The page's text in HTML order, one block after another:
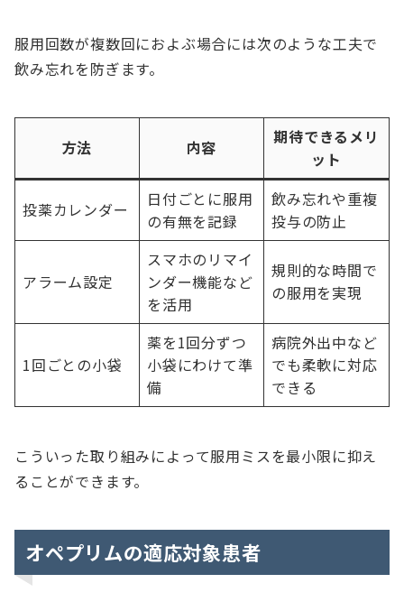
服用回数が複数回におよぶ場合には次のような工夫で
飲み忘れを防ぎます。
方法 内容
期待できるメリ
ット
投薬カレンダー
日付ごとに服用
の有無を記録
飲み忘れや重複
投与の防止
アラーム設定
スマホのリマイ
ンダー機能など
を活用
規則的な時間で
の服用を実現
1回ごとの小袋
薬を1回分ずつ
小袋にわけて準
備
病院外出中など
でも柔軟に対応
できる
こういった取り組みによって服用ミスを最小限に抑え
ることができます。
オペプリムの適応対象患者